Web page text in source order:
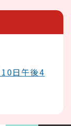
日午後4